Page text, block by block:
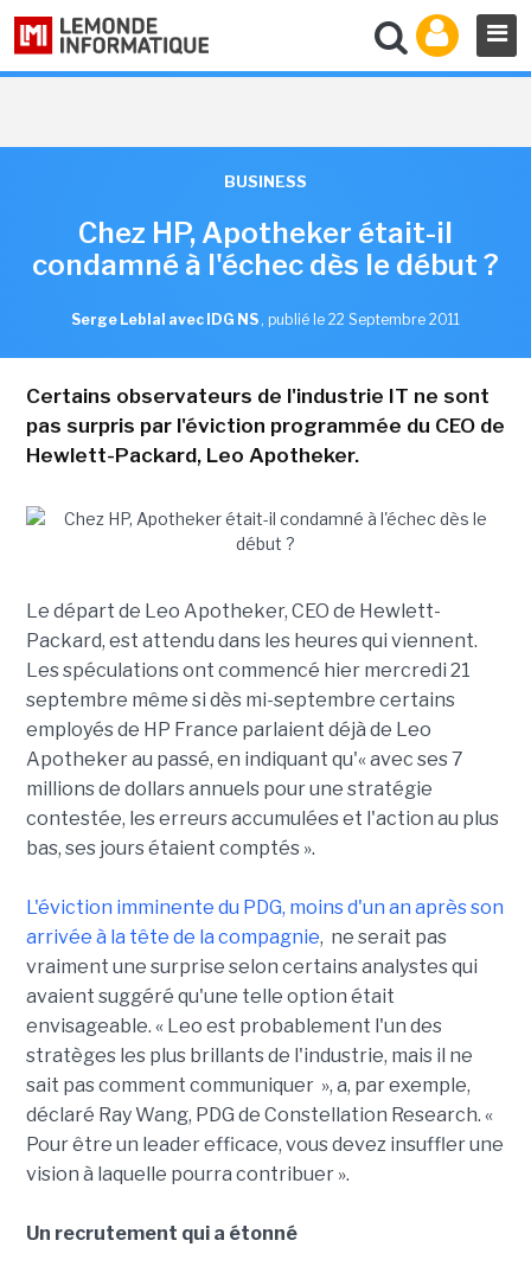
BUSINESS
Chez HP, Apotheker était-il
condamné à l'échec dès le début ?
Serge Leblal avec IDG NS , publié le 22 Septembre 2011
Certains observateurs de l'industrie IT ne sont
pas surpris par l'éviction programmée du CEO de
Hewlett-Packard, Leo Apotheker.
Le départ de Leo Apotheker, CEO de Hewlett-
Packard, est attendu dans les heures qui viennent.
Les spéculations ont commencé hier mercredi 21
septembre même si dès mi-septembre certains
employés de HP France parlaient déjà de Leo
Apotheker au passé, en indiquant qu'« avec ses 7
millions de dollars annuels pour une stratégie
contestée, les erreurs accumulées et l'action au plus
bas, ses jours étaient comptés ».
L'éviction imminente du PDG, moins d'un an après son
arrivée à la tête de la compagnie, ne serait pas
vraiment une surprise selon certains analystes qui
avaient suggéré qu'une telle option était
envisageable. « Leo est probablement l'un des
stratèges les plus brillants de l'industrie, mais il ne
sait pas comment communiquer », a, par exemple,
déclaré Ray Wang, PDG de Constellation Research. «
Pour être un leader efficace, vous devez insuffler une
vision à laquelle pourra contribuer ».
Un recrutement qui a étonné